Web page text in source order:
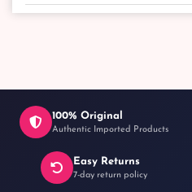
100% Original
Authentic Imported Products
Easy Returns
7-day return policy